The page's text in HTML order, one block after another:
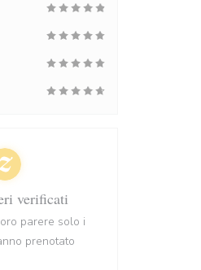
verificati
parere solo i
prenotato